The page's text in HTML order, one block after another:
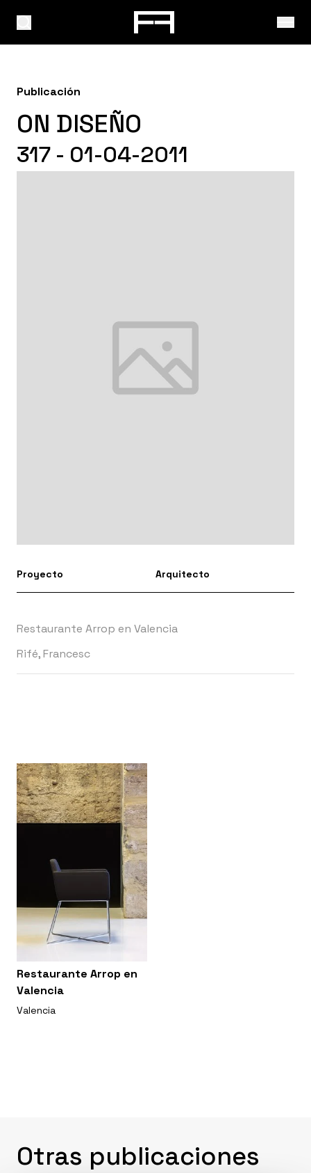
Publicación
ON DISEÑO
317 - 01-04-2011
Proyecto Arquitecto
Restaurante Arrop en Valencia
Rifé, Francesc
Restaurante Arrop en
Valencia
Valencia
Otras publicaciones